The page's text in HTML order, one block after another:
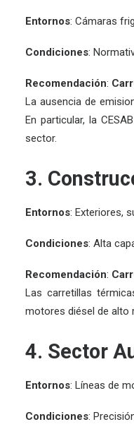
Entornos: Cámaras
Condiciones:
Recomendación:
La ausencia de
En particular, la
sector.
3.
Entornos: Exteriores,
Condiciones: Alta
Recomendación:
Lascarretillas
motores diésel de alto
4. Sector
Entornos: Líneas de
Condiciones: